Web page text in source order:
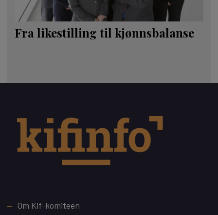
Fra likestilling til kjønnsbalanse
Footer
Om Kif-komiteen